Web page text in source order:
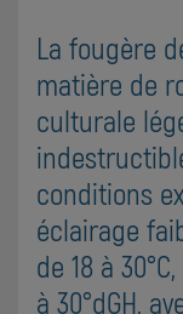
La fougère
matière de
culturale
conditions
éclairage
de 18 à
à 30°dGH,